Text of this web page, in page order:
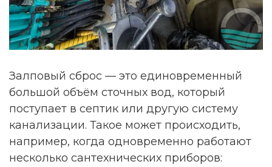
Залповый сброс — это единовременный
большой объём сточных вод, который
поступает в септик или другую систему
канализации. Такое может происходить,
например, когда одновременно работают
несколько сантехнических приборов: